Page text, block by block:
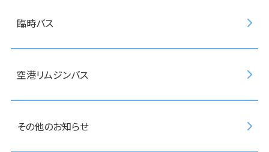
臨時バス
空港リムジンバス
その他のお知らせ